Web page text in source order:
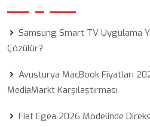
Samsung Smart TV Uygulama
Çözülür?
Avusturya MacBook Fiyatları
MediaMarkt Karşılaştırması
Fiat Egea 2026 Modelinde